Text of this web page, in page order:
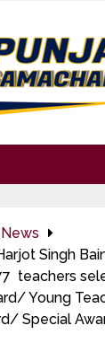
Singh
teachers
Young
Special